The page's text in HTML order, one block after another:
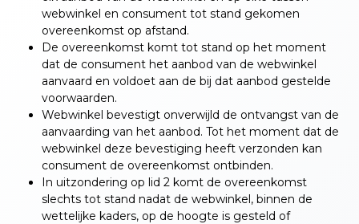
webwinkel en consument tot stand gekomen
overeenkomst op afstand.
De overeenkomst komt tot stand op het moment
dat de consument het aanbod van de webwinkel
aanvaard en voldoet aan de bij dat aanbod gestelde
voorwaarden.
Webwinkel bevestigt onverwijld de ontvangst van de
aanvaarding van het aanbod. Tot het moment dat de
webwinkel deze bevestiging heeft verzonden kan
consument de overeenkomst ontbinden.
In uitzondering op lid 2 komt de overeenkomst
slechts tot stand nadat de webwinkel, binnen de
wettelijke kaders, op de hoogte is gesteld of